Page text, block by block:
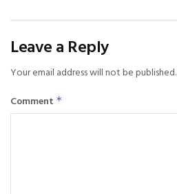
Leave a Reply
Your email address will not be published.
Comment *